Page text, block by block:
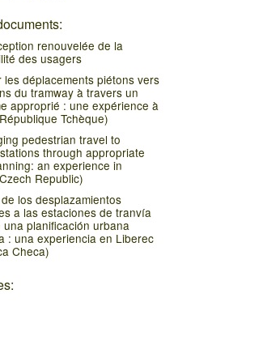
renouvelée de la
des usagers
les déplacements piétons vers
du tramway à travers un
approprié : une expérience à
Tchèque)
pedestrian travel to
through appropriate
an experience in
Republic)
los desplazamientos
a las estaciones de tranvía
una planificación urbana
: una experiencia en Liberec
Checa)